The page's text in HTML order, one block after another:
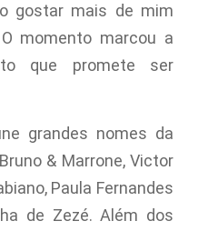
gostar mais de mim
momento marcou a
que promete ser
grandes nomes da
& Marrone, Victor
Paula Fernandes
de Zezé. Além dos